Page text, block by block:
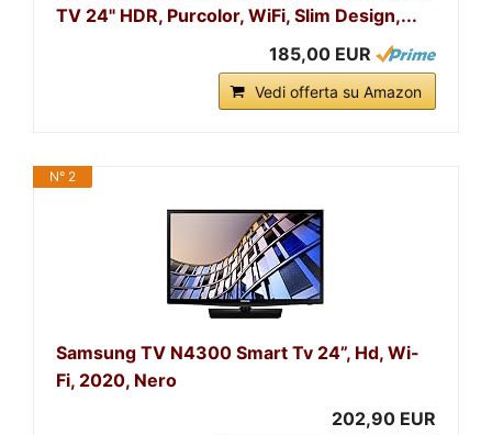
TV 24" HDR, Purcolor, WiFi, Slim Design,...
185,00 EUR
Vedi offerta su Amazon
N° 2
Samsung TV N4300 Smart Tv 24”, Hd, Wi-
Fi, 2020, Nero
202,90 EUR